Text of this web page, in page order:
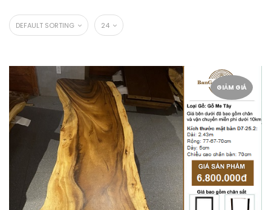
DEFAULT SORTING 24
GIẢM GIÁ